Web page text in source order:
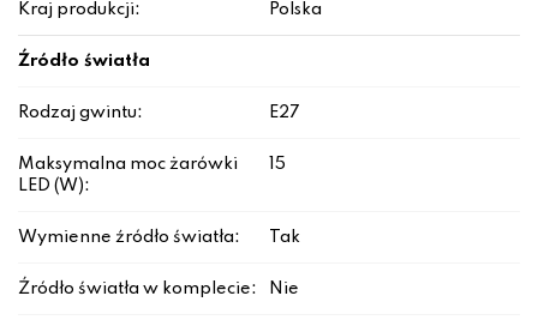
Kraj produkcji: Polska
Źródło światła
Rodzaj gwintu: E27
Maksymalna moc żarówki
LED (W):
15
Wymienne źródło światła: Tak
Źródło światła w komplecie: Nie